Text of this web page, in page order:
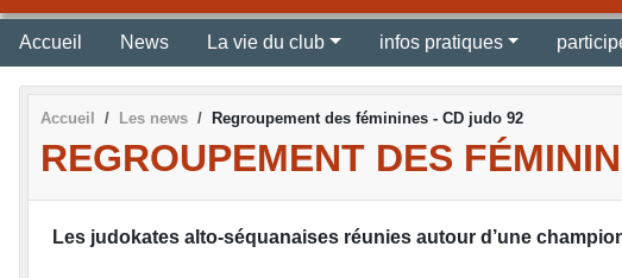
Accueil News La vie du club infos pratiques
Accueil Les news Regroupement des féminines - CD judo 92
REGROUPEMENT DES
Les judokates alto-séquanaises réunies autour d’une